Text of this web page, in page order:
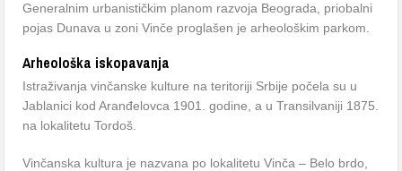
Generalnim urbanističkim planom razvoja Beograda, priobalni
pojas Dunava u zoni Vinče proglašen je arheološkim parkom.
Arheološka iskopavanja
Istraživanja vinčanske kulture na teritoriji Srbije počela su u
Jablanici kod Aranđelovca 1901. godine, a u Transilvaniji 1875.
na lokalitetu Tordoš.
Vinčanska kultura je nazvana po lokalitetu Vinča – Belo brdo,